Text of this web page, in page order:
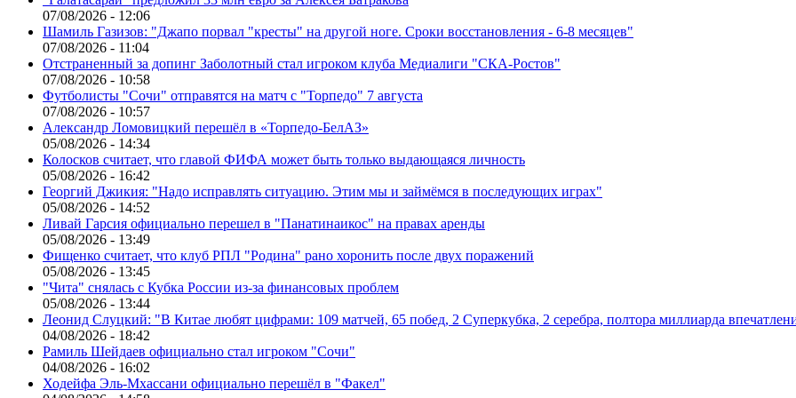
07/08/2026 - 12:06
Шамиль Газизов: "Джапо порвал "кресты" на другой ноге. Сроки восстановления - 6-8 месяцев"
07/08/2026 - 11:04
Отстраненный за допинг Заболотный стал игроком клуба Медиалиги "СКА-Ростов"
07/08/2026 - 10:58
Футболисты "Сочи" отправятся на матч с "Торпедо" 7 августа
07/08/2026 - 10:57
Александр Ломовицкий перешёл в «Торпедо-БелАЗ»
05/08/2026 - 14:34
Колосков считает, что главой ФИФА может быть только выдающаяся личность
05/08/2026 - 16:42
Георгий Джикия: "Надо исправлять ситуацию. Этим мы и займёмся в последующих играх"
05/08/2026 - 14:52
Ливай Гарсия официально перешел в "Панатинаикос" на правах аренды
05/08/2026 - 13:49
Фищенко считает, что клуб РПЛ "Родина" рано хоронить после двух поражений
05/08/2026 - 13:45
"Чита" снялась с Кубка России из-за финансовых проблем
05/08/2026 - 13:44
Леонид Слуцкий: "В Китае любят цифрами: 109 матчей, 65 побед, 2 Суперкубка, 2 серебра, полтора миллиарда
04/08/2026 - 18:42
Рамиль Шейдаев официально стал игроком "Сочи"
04/08/2026 - 16:02
Ходейфа Эль-Мхассани официально перешёл в "Факел"